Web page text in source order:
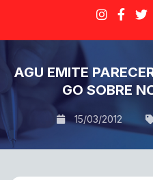
AGU EMITE
GO SOBRE
15/03/2012